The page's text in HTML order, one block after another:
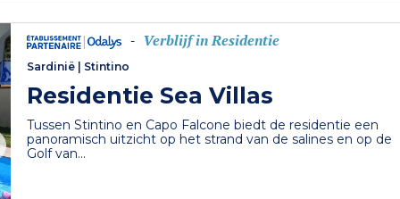
- Verblijf in Residentie
Sardinië Stintino
Residentie Sea Villas
Tussen Stintino en Capo Falcone biedt de residentie een
panoramisch uitzicht op het strand van de salines en op de
Golf van...